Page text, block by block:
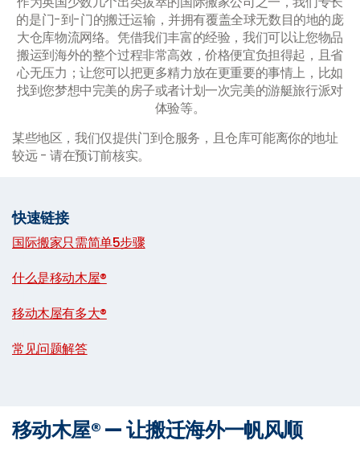
的是门-到-门的搬迁运输，并拥有覆盖全球无数目的地的庞
大仓库物流网络。凭借我们丰富的经验，我们可以让您物品
搬运到海外的整个过程非常高效，价格便宜负担得起，且省
心无压力；让您可以把更多精力放在更重要的事情上，比如
找到您梦想中完美的房子或者计划一次完美的游艇旅行派对
体验等。
某些地区，我们仅提供门到仓服务，且仓库可能离你的地址
较远 - 请在预订前核实。
快速链接
国际搬家只需简单5步骤
什么是移动木屋®
移动木屋有多大®
常见问题解答
移动木屋® — 让搬迁海外一帆风顺